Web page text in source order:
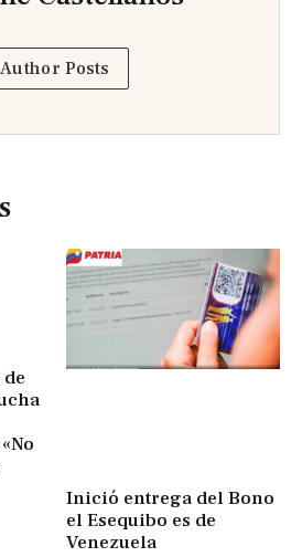
Author Posts
Inició entrega del Bono
el Esequibo es de
Venezuela